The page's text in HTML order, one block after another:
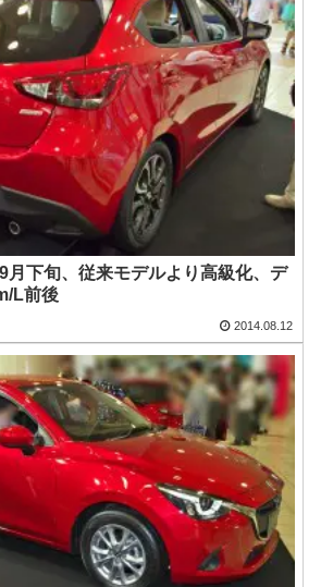
月下旬、従来モデルより高級化、デ
L前後
2014.08.12